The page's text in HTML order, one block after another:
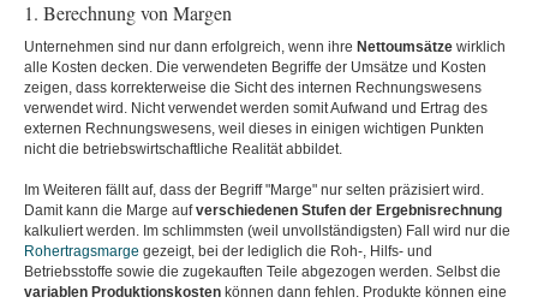
1. Berechnung von Margen
Unternehmen sind nur dann erfolgreich, wenn ihre Nettoumsätze wirklich
alle Kosten decken. Die verwendeten Begriffe der Umsätze und Kosten
zeigen, dass korrekterweise die Sicht des internen Rechnungswesens
verwendet wird. Nicht verwendet werden somit Aufwand und Ertrag des
externen Rechnungswesens, weil dieses in einigen wichtigen Punkten
nicht die betriebswirtschaftliche Realität abbildet.
Im Weiteren fällt auf, dass der Begriff "Marge" nur selten präzisiert wird.
Damit kann die Marge aufverschiedenen Stufen der Ergebnisrechnung
kalkuliert werden. Im schlimmsten (weil unvollständigsten) Fall wird nur die
Rohertragsmarge gezeigt, bei der lediglich die Roh-, Hilfs- und
Betriebsstoffe sowie die zugekauften Teile abgezogen werden. Selbst die
variablen Produktionskosten können dann fehlen. Produkte können eine